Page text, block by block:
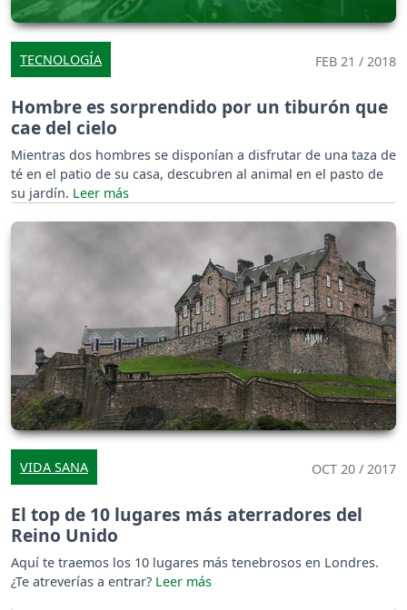
TECNOLOGÍA FEB 21 / 2018
Hombre es sorprendido por un tiburón que
cae del cielo
Mientras dos hombres se disponían a disfrutar de una taza de
té en el patio de su casa, descubren al animal en el pasto de
su jardín.
VIDA SANA OCT 20 / 2017
El top de 10 lugares más aterradores del
Reino Unido
Aquí te traemos los 10 lugares más tenebrosos en Londres.
¿Te atreverías a entrar?